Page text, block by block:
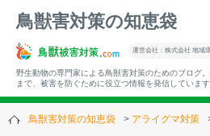
鳥獣害対策の知恵袋
運営会社：株式会社 地域
野生動物の専門家による鳥獣害対策のためのブログ
まで、被害を防ぐために役立つ情報を発信しています
▼キーワードから記事を探す
鳥獣害対策の知恵袋 アライグマ対策